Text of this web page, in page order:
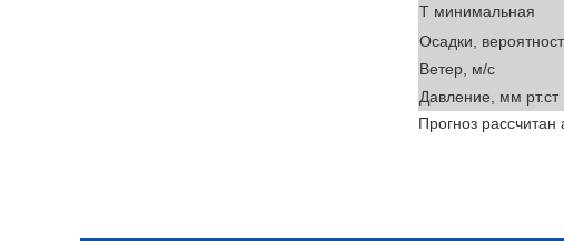
T минимальная
Осадки,
Ветер, м/с
Давление, мм рт.ст
Прогноз рассчитан